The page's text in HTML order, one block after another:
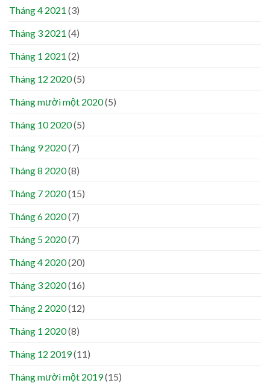
Tháng 4 2021 (3)
Tháng 3 2021 (4)
Tháng 1 2021 (2)
Tháng 12 2020(5)
Tháng mười một 2020(5)
Tháng 10 2020(5)
Tháng 9 2020(7)
Tháng 8 2020(8)
Tháng 7 2020(15)
Tháng 6 2020(7)
Tháng 5 2020(7)
Tháng 4 2020(20)
Tháng 3 2020(16)
Tháng 2 2020(12)
Tháng 1 2020(8)
Tháng 12 2019(11)
Tháng mười một 2019(15)